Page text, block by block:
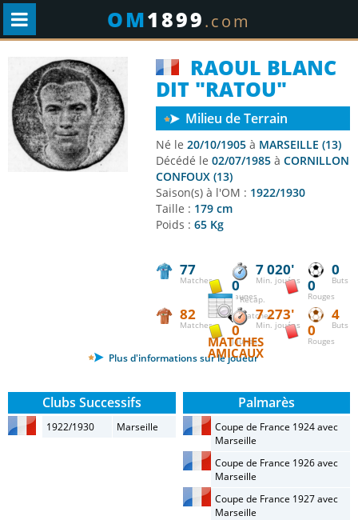
OM1899.com
RAOUL BLANC
DIT "RATOU"
Milieu de Terrain
Né le 20/10/1905 à MARSEILLE (13)
Décédé le 02/07/1985 à CORNILLON
CONFOUX (13)
Saison(s) à l'OM : 1922/1930
Taille : 179 cm
Poids : 65 Kg
77
Matches
7 020'
Min. jouées
0
Buts
0
Jaunes
0
Rouges
Récap.
matches
82
Matches
7 273'
Min. jouées
4
Buts
0
Jaunes
0
Rouges
MATCHES
AMICAUX
Plus d'informations sur le joueur
Clubs Successifs
1922/1930 Marseille
Palmarès
Coupe de France 1924 avec
Marseille
Coupe de France 1926 avec
Marseille
Coupe de France 1927 avec
Marseille